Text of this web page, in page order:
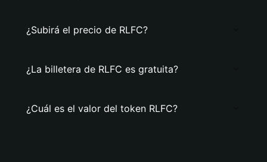
¿Subirá el precio de RLFC?
¿La billetera de RLFC es gratuita?
¿Cuál es el valor del token RLFC?